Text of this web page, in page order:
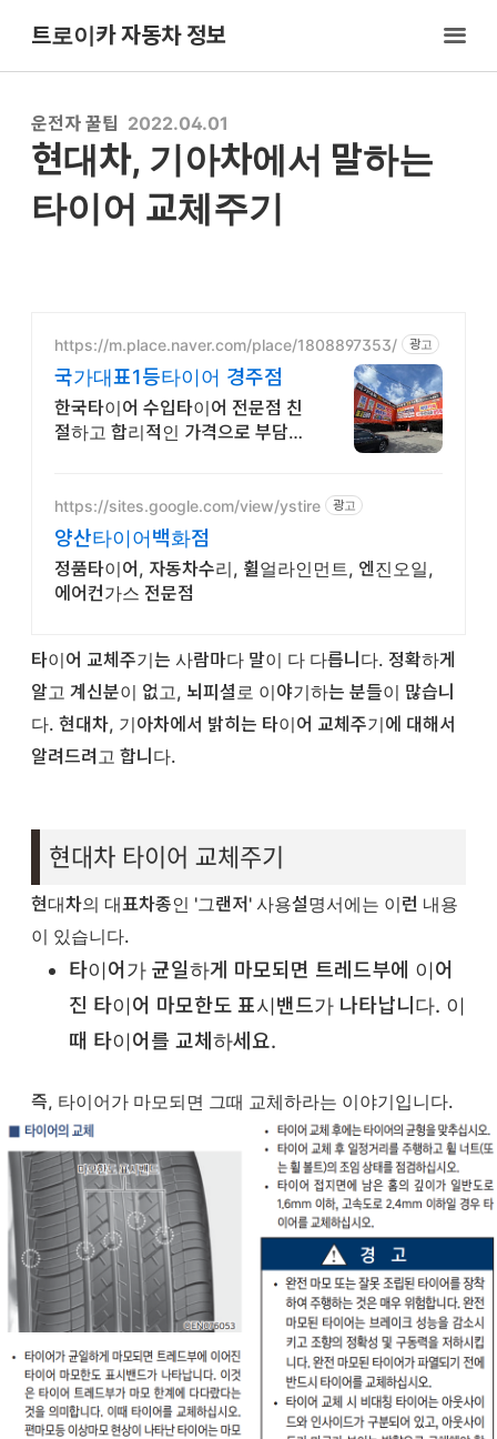
트로이카 자동차 정보
현대차, 기아차에서 말하는
타이어 교체주기
운전자 꿀팁 2022.04.01
https://m.place.naver.com/place/1808897353/ 광고
국가대표1등타이어 경주점
한국타이어 수입타이어 전문점 친
절하고 합리적인 가격으로 부담없
https://sites.google.com/view/ystire 광고
양산타이어백화점
정품타이어, 자동차수리, 휠얼라인먼트, 엔진오일,
에어컨가스 전문점
타이어 교체주기는 사람마다 말이 다 다릅니다. 정확하게
알고 계신분이 없고, 뇌피셜로 이야기하는 분들이 많습니
다. 현대차, 기아차에서 밝히는 타이어 교체주기에 대해서
알려드려고 합니다.
현대차 타이어 교체주기
현대차의 대표차종인 '그랜저' 사용설명서에는 이런 내용
이 있습니다.
타이어가 균일하게 마모되면 트레드부에 이어
진 타이어 마모한도 표시밴드가 나타납니다. 이
때 타이어를 교체하세요.
즉, 타이어가 마모되면 그때 교체하라는 이야기입니다.